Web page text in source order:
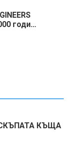
годи…
СКЪПАТА КЪЩА